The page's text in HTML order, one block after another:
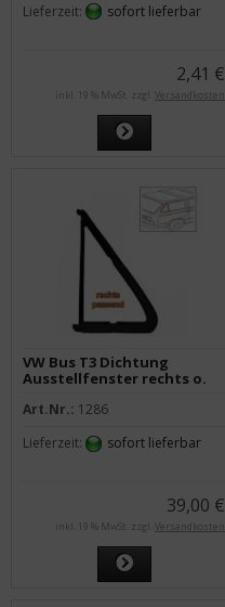
Lieferzeit:
sofort lieferbar
2,41 €
inkl. 19 % MwSt. zzgl. Versandkosten
VW Bus T3 Dichtung
Ausstellfenster rechts o.
Art.Nr.: 1286
Lieferzeit:
sofort lieferbar
39,00 €
inkl. 19 % MwSt. zzgl. Versandkosten